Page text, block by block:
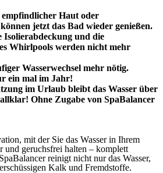
empfindlicher Haut oder
jetzt das Bad wieder genießen.
Isolierabdeckung und die
Whirlpools werden nicht mehr
Wasserwechsel mehr nötig.
ein mal im Jahr!
im Urlaub bleibt das Wasser über
Ohne Zugabe von SpaBalancer
mit der Sie das Wasser in Ihrem
und geruchsfrei halten – komplett
reinigt nicht nur das Wasser,
Kalk und Fremdstoffe.